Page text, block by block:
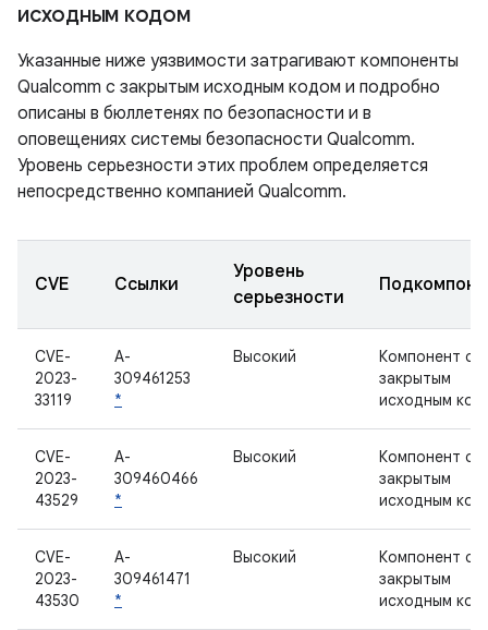
исходным кодом
Указанные ниже уязвимости затрагивают компоненты
Qualcomm с закрытым исходным кодом и подробно
описаны в бюллетенях по безопасности и в
оповещениях системы безопасности Qualcomm.
Уровень серьезности этих проблем определяется
непосредственно компанией Qualcomm.
CVE Ссылки
Уровень
серьезности
CVE-
2023-
33119
A-
309461253
*
Высокий
Компонент с
закрытым
исходным
CVE-
2023-
43529
A-
309460466
*
Высокий
Компонент с
закрытым
исходным
CVE-
2023-
43530
A-
309461471
*
Высокий
Компонент с
закрытым
исходным